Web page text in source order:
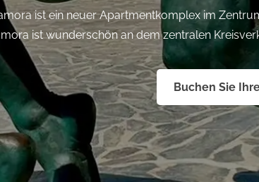
ist ein neuer Apartmentkomplex im
ist wunderschön an dem zentralen
Buchen Sie